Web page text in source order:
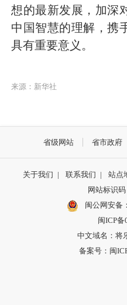
想的最新发展，加深
中国智慧的理解，携
具有重要意义。
来源：新华社
省级网站 省市政府
关于我们 | 联系我们 | 站点
网站标识
闽公网安备
闽ICP备
中文域名：将
备案号：闽